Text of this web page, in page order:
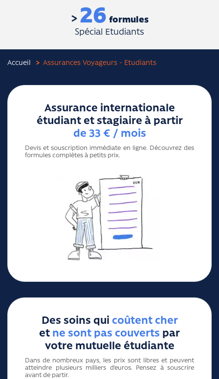
26 formules
Spécial Etudiants
Accueil Assurances Voyageurs - Etudiants
Assurance internationale
étudiant et stagiaire à partir
de 33 € / mois
Devis et souscription immédiate en ligne. Découvrez des
formules complètes à petits prix.
Des soins qui coûtent cher
et ne sont pas couverts par
votre mutuelle étudiante
Dans de nombreux pays, les prix sont libres et peuvent
atteindre plusieurs milliers d’euros. Pensez à souscrire
avant de partir.